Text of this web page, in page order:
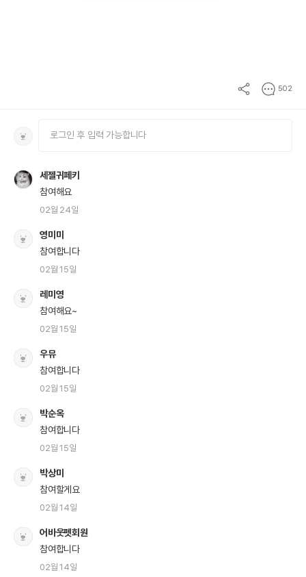
502
세젤귀페키
참여해요
02월 24일
영미미
참여합니다
02월 15일
레미영
참여해요~
02월 15일
우뮤
참여합니다
02월 15일
박순옥
참여합니다
02월 15일
박상미
참여할게요
02월 14일
어바웃펫회원
참여합니다
02월 14일